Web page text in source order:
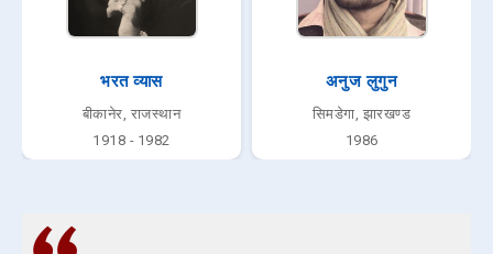
भरत व्यास
बीकानेर, राजस्थान
1918 - 1982
अनुज लुगुन
सिमडेगा, झारखण्ड
1986